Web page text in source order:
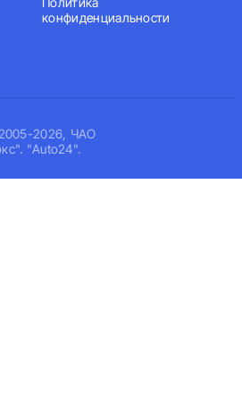
2026, ЧАО
"Auto24".
конфиденциальности